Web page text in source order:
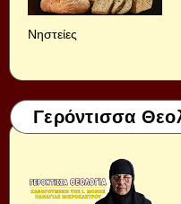
Νηστείες
Γερόντισσα